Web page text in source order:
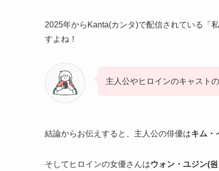
2025年からKanta(カンタ)で配信されている「
すよね！
主人公やヒロインのキャスト
結論からお伝えすると、主人公の俳優はキム・
そしてヒロインの女優さんはウォン・ユジン(